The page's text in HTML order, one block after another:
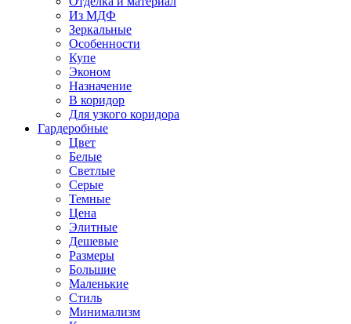
Из МДФ
Зеркальные
Особенности
Купе
Эконом
Назначение
В коридор
Для узкого коридора
Гардеробные
Цвет
Белые
Светлые
Серые
Темные
Цена
Элитные
Дешевые
Размеры
Большие
Маленькие
Стиль
Минимализм